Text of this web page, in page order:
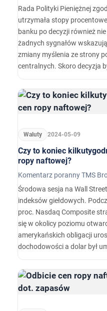
Rada Polityki Pieniężnej
utrzymała stopy
banku po decyzji również nie
żadnych sygnałów
zmiany myślenia ze strony
centralnych. Skoro decyzja
zwiększającej się
centralnymi.
Waluty 2024-05-09
Czy to koniec
ropy naftowej?
Komentarz poranny TMS
Środowa sesja na Wall
indeksów giełdowych.
proc. Nasdaq Composite
się w okolicy poziomu
amerykańskich obligacji
dochodowości a dolar był
USA (przyszła środa).